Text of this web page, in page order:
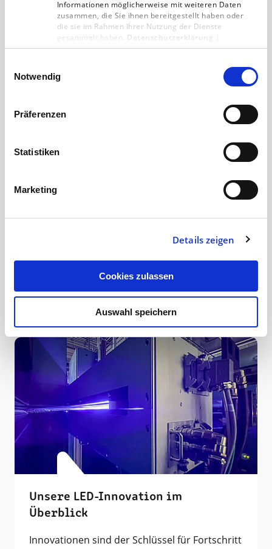
Informationen möglicherweise mit weiteren Daten
zusammen, die Sie ihnen bereitgestellt haben oder
die sie im Rahmen Ihrer Nutzung der Dienste
gesammelt haben. Datenschutzerklärung
Impressum
Notwendig
Präferenzen
Statistiken
Marketing
Details zeigen
Cookies zulassen
Auswahl speichern
Die Vorteile und Zukunft der LED-
Innovation und wie die Zukunft aussehen
könnte.
Druckerei 10.10.23 1 min
Unsere LED-Innovation im
Überblick
Innovationen sind der Schlüssel für Fortschritt